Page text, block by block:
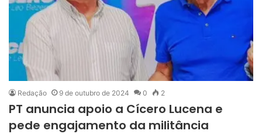
Redação 9 de outubro de 2024 0 2
PT anuncia apoio a Cícero Lucena e
pede engajamento da militância